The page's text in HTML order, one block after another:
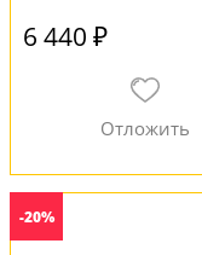
6 440 ₽
-20%